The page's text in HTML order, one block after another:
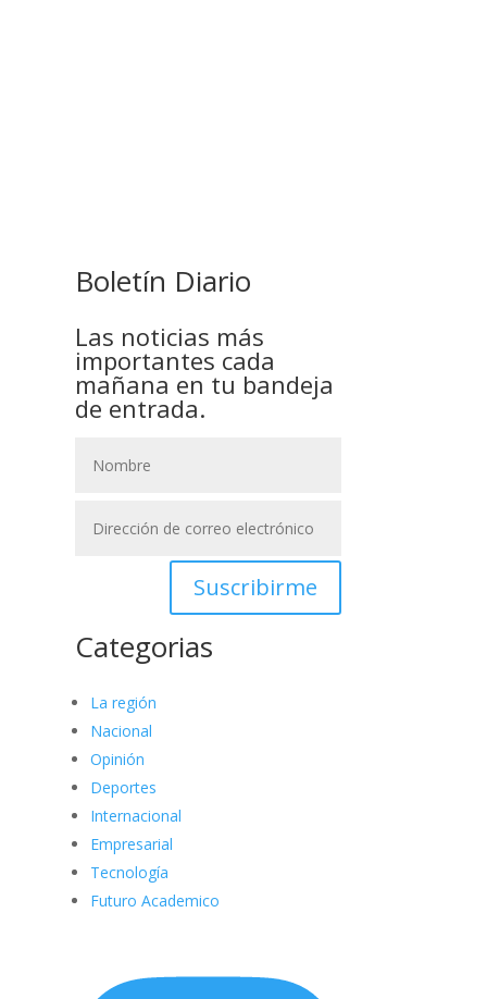
Boletín Diario
Las noticias más
importantes cada
mañana en tu bandeja
de entrada.
Suscribirme
Categorias
La región
Nacional
Opinión
Deportes
Internacional
Empresarial
Tecnología
Futuro Academico